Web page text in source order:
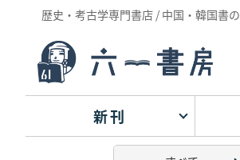
歴史・考古学専門書店 / 中国・韓国書
新刊